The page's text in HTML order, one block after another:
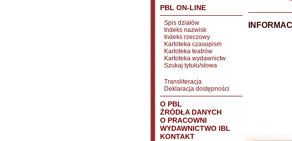
PBL ON-LINE
Spis działów
Indeks nazwisk
Indeks rzeczowy
Kartoteka czasopism
Kartoteka teatrów
Kartoteka wydawnictw
Szukaj tytułu/słowa
Transliteracja
Deklaracja dostępności
O PBL
ŹRÓDŁA DANYCH
O PRACOWNI
WYDAWNICTWO IBL
KONTAKT